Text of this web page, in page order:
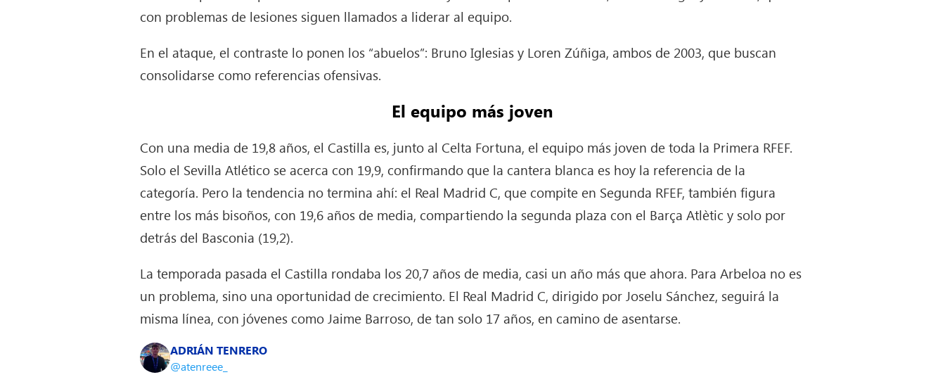
con problemas de lesiones siguen llamados a liderar al equipo.
En el ataque, el contraste lo ponen los “abuelos”: Bruno Iglesias y Loren Zúñiga, ambos de 2003, que buscan
consolidarse como referencias ofensivas.
El equipo más joven
Con una media de 19,8 años, el Castilla es, junto al Celta Fortuna, el equipo más joven de toda la Primera RFEF.
Solo el Sevilla Atlético se acerca con 19,9, confirmando que la cantera blanca es hoy la referencia de la
categoría. Pero la tendencia no termina ahí: el Real Madrid C, que compite en Segunda RFEF, también figura
entre los más bisoños, con 19,6 años de media, compartiendo la segunda plaza con el Barça Atlètic y solo por
detrás del Basconia (19,2).
La temporada pasada el Castilla rondaba los 20,7 años de media, casi un año más que ahora. Para Arbeloa no es
un problema, sino una oportunidad de crecimiento. El Real Madrid C, dirigido por Joselu Sánchez, seguirá la
misma línea, con jóvenes como Jaime Barroso, de tan solo 17 años, en camino de asentarse.
ADRIÁN TENRERO
@atenreee_